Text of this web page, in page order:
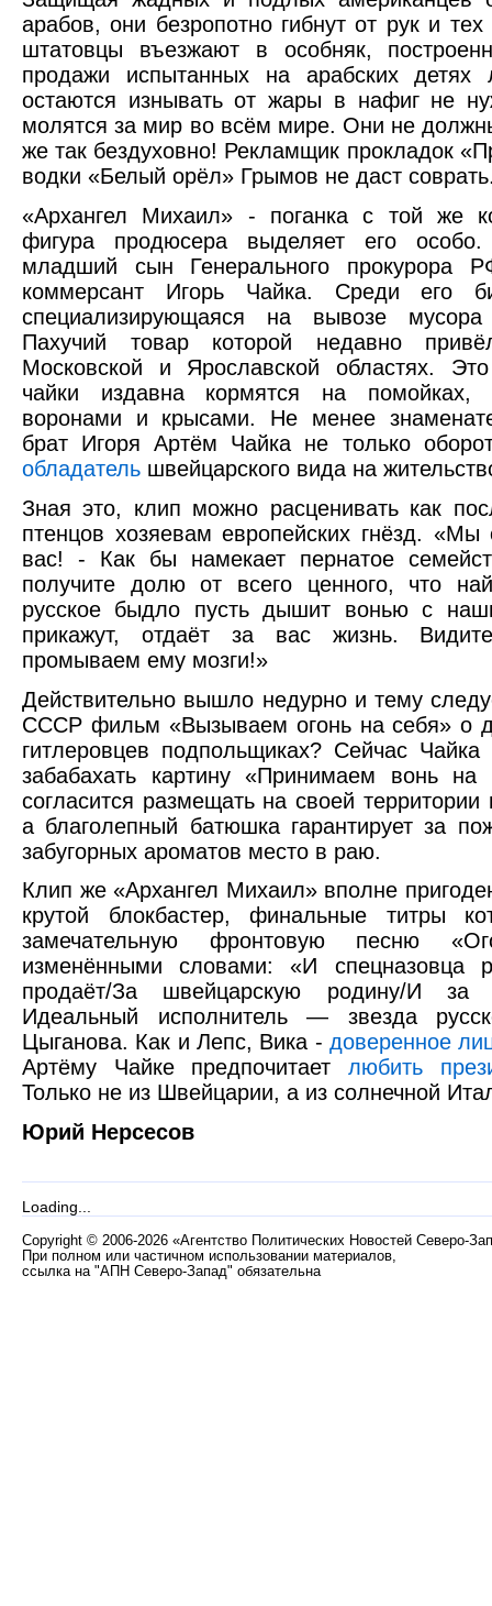
арабов, они безропотно гибнут от рук и
штатовцы въезжают в особняк,
продажи испытанных на арабских детях
остаются изнывать от жары в нафиг не
молятся за мир во всём мире. Они не
же так бездуховно! Рекламщик прокладок
водки «Белый орёл» Грымов не даст
«Архангел Михаил» - поганка с той же
фигура продюсера выделяет его
младший сын Генерального прокурора
коммерсант Игорь Чайка. Среди его
специализирующаяся на вывозе
Пахучий товар которой недавно
Московской и Ярославской областях.
чайки издавна кормятся на помойках,
воронами и крысами. Не менее
брат Игоря Артём Чайка не только
обладатель швейцарского вида на
Зная это, клип можно расценивать как
птенцов хозяевам европейских гнёзд.
вас! - Как бы намекает пернатое
получите долю от всего ценного, что
русское быдло пусть дышит вонью с
прикажут, отдаёт за вас жизнь.
промываем ему мозги!»
Действительно вышло недурно и тему
СССР фильм «Вызываем огонь на себя» о
гитлеровцев подпольщиках? Сейчас
забабахать картину «Принимаем вонь
согласится размещать на своей
а благолепный батюшка гарантирует за
забугорных ароматов место в раю.
Клип же «Архангел Михаил» вполне
крутой блокбастер, финальные титры
замечательную фронтовую песню
изменёнными словами: «И спецназовца
продаёт/За швейцарскую родину/И за
Идеальный исполнитель — звезда
Цыганова. Как и Лепс, Вика - доверенное
Артёму Чайке предпочитает любить
Только не из Швейцарии, а из солнечной
Юрий Нерсесов
Loading...
Copyright © 2006-2026 «Агентство Политических Новостей Северо-
При полном или частичном использовании материалов,
ссылка на "АПН Северо-Запад" обязательна